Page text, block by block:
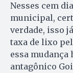
Nesses cem
municipal,
verdade, isso
taxa de lixo
essa mudança
antagônico